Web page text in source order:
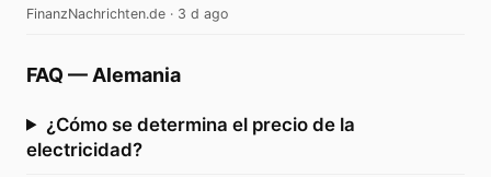
FinanzNachrichten.de · 3 d ago
FAQ — Alemania
¿Cómo se determina el precio de la
electricidad?